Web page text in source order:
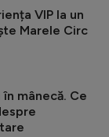
VIP la un
Marele Circ
mânecă. Ce